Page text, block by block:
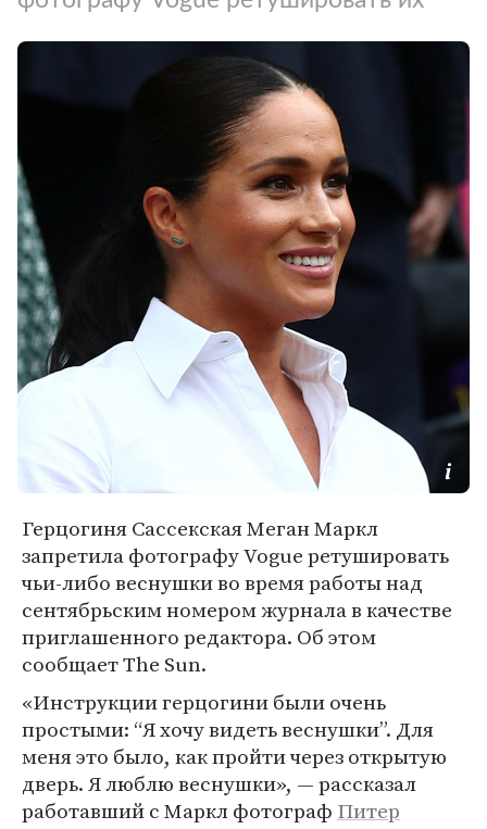
Герцогиня Сассекская Меган Маркл
запретила фотографу Vogue ретушировать
чьи-либо веснушки во время работы над
сентябрьским номером журнала в качестве
приглашенного редактора. Об этом
сообщает The Sun.
«Инструкции герцогини были очень
простыми: “Я хочу видеть веснушки”. Для
меня это было, как пройти через открытую
дверь. Я люблю веснушки», — рассказал
работавший с Маркл фотограф Питер